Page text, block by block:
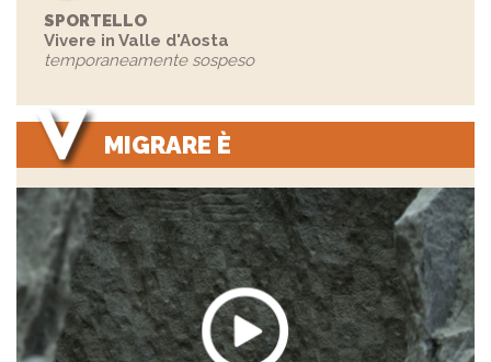
SPORTELLO
Vivere in Valle d'Aosta
temporaneamente sospeso
MIGRARE È